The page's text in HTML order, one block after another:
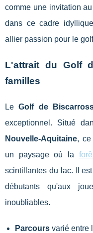
comme une invitation
dans ce cadre
allier passion pour le
L'attrait du Golf
familles
LeGolf de
exceptionnel. Situé
Nouvelle-Aquitaine, ce
un paysage où la
scintillantes du lac. Il
débutants qu'aux
inoubliables.
Parcours varié entre